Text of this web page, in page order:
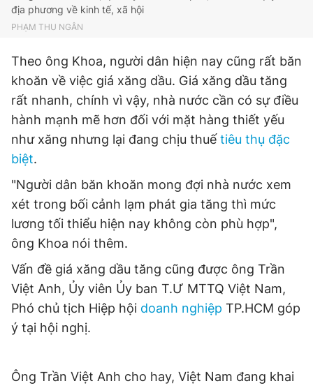
địa phương về kinh tế, xã hội
PHẠM THU NGÂN
Theo ông Khoa, người dân hiện nay cũng rất băn
khoăn về việc giá xăng dầu. Giá xăng dầu tăng
rất nhanh, chính vì vậy, nhà nước cần có sự điều
hành mạnh mẽ hơn đối với mặt hàng thiết yếu
như xăng nhưng lại đang chịu thuế tiêu thụ đặc
biệt.
"Người dân băn khoăn mong đợi nhà nước xem
xét trong bối cảnh lạm phát gia tăng thì mức
lương tối thiểu hiện nay không còn phù hợp",
ông Khoa nói thêm.
Vấn đề giá xăng dầu tăng cũng được ông Trần
Việt Anh, Ủy viên Ủy ban T.Ư MTTQ Việt Nam,
Phó chủ tịch Hiệp hội doanh nghiệp TP.HCM góp
ý tại hội nghị.
Ông Trần Việt Anh cho hay, Việt Nam đang khai